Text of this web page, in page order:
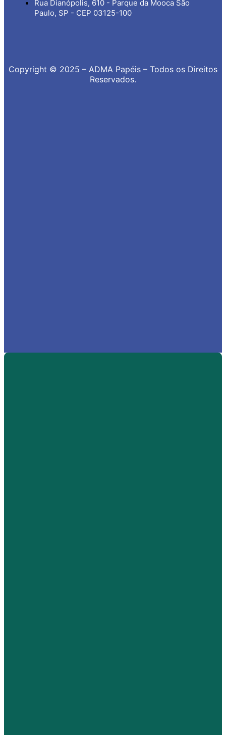
Rua Dianópolis, 610 - Parque da Mooca São
Paulo, SP - CEP 03125-100
Copyright © 2025 – ADMA Papéis – Todos os Direitos
Reservados.